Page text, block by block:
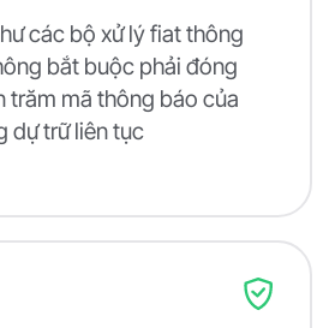
các bộ xử lý fiat thông
bắt buộc phải đóng
trăm mã thông báo của
dự trữ liên tục